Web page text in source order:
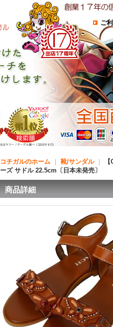
ご
コチガルのホーム 靴/サンダル｜
ーズ サドル 22.5cm〔日本未発売〕
商品詳細